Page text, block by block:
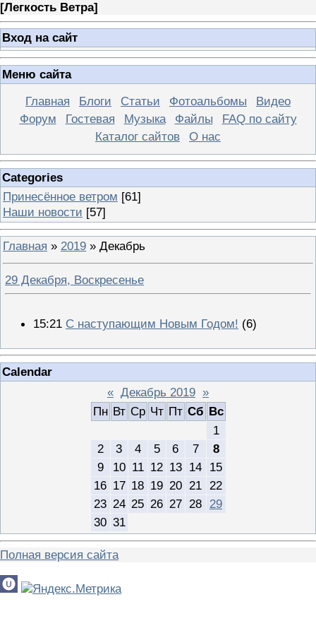
[Легкость Ветра]
Вход на сайт
Меню сайта
Главная
Блоги Статьи Фотоальбомы
Видео
Форум
Гостевая Музыка Файлы
FAQ по сайту
Каталог сайтов
О нас
Categories
Принесённое ветром [61]
Наши новости [57]
Главная » 2019 » Декабрь
29 Декабря, Воскресенье
15:21 С наступающим Новым Годом! (6)
Calendar
« Декабрь 2019 »
Пн Вт Ср Чт Пт Сб Вс
1
2
3 4 5 6 7
8
9
10 11 12 13 14 15
16 17 18 19 20 21 22
23 24 25 26 27 28 29
30 31
Полная версия сайта